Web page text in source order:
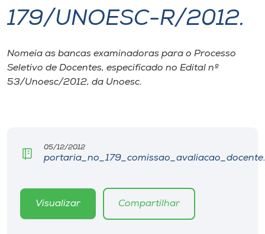
I.nova
Diplomados
Biblioteca
Editora
179/UNOESC-R/2012.
Nomeia as bancas examinadoras para o Processo
Seletivo de Docentes, especificado no Edital nº
53/Unoesc/2012, da Unoesc.
05/12/2012
Visualizar Compartilhar